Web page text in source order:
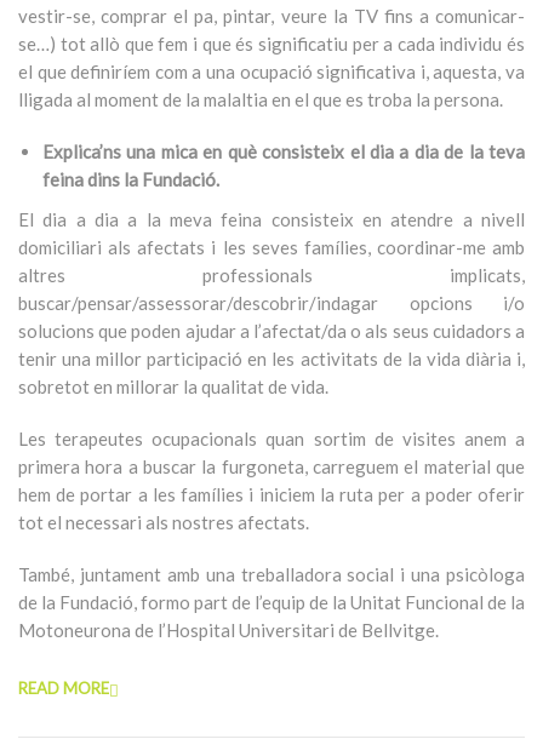
vestir-se, comprar el pa, pintar, veure la TV fins a comunicar-
se…) tot allò que fem i que és significatiu per a cada individu és
el que definiríem com a una ocupació significativa i, aquesta, va
lligada al moment de la malaltia en el que es troba la persona.
Explica’ns una mica en què consisteix el dia a dia de la teva
feina dins la Fundació.
El dia a dia a la meva feina consisteix en atendre a nivell
domiciliari als afectats i les seves famílies, coordinar-me amb
altres professionals implicats,
buscar/pensar/assessorar/descobrir/indagar opcions i/o
solucions que poden ajudar a l’afectat/da o als seus cuidadors a
tenir una millor participació en les activitats de la vida diària i,
sobretot en millorar la qualitat de vida.
Les terapeutes ocupacionals quan sortim de visites anem a
primera hora a buscar la furgoneta, carreguem el material que
hem de portar a les famílies i iniciem la ruta per a poder oferir
tot el necessari als nostres afectats.
També, juntament amb una treballadora social i una psicòloga
de la Fundació, formo part de l’equip de la Unitat Funcional de la
Motoneurona de l’Hospital Universitari de Bellvitge.
READ MORE